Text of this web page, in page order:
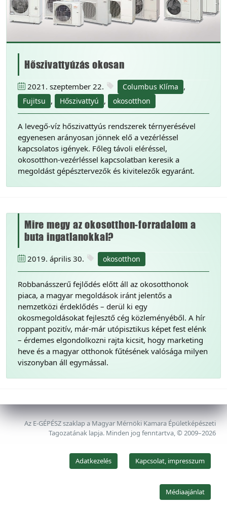
Hőszivattyúzás okosan
2021. szeptember 22. Columbus Klíma ,
Fujitsu , Hőszivattyú , okosotthon
A levegő-víz hőszivattyús rendszerek térnyerésével
egyenesen arányosan jönnek elő a vezérléssel
kapcsolatos igények. Főleg távoli eléréssel,
okosotthon-vezérléssel kapcsolatban keresik a
megoldást gépésztervezők és kivitelezők egyaránt.
Mire megy az okosotthon-forradalom a
buta ingatlanokkal?
2019. április 30. okosotthon
Robbanásszerű fejlődés előtt áll az okosotthonok
piaca, a magyar megoldások iránt jelentős a
nemzetközi érdeklődés – derül ki egy
okosmegoldásokat fejlesztő cég közleményéből. A hír
roppant pozitív, már-már utópisztikus képet fest elénk
– érdemes elgondolkozni rajta kicsit, hogy marketing
heve és a magyar otthonok fűtésének valósága milyen
viszonyban áll egymással.
Az E-GÉPÉSZ szaklap a Magyar Mérnöki Kamara Épületképészeti
Tagozatának lapja. Minden jog fenntartva, © 2009–2026
Adatkezelés Kapcsolat, impresszum
Médiaajánlat